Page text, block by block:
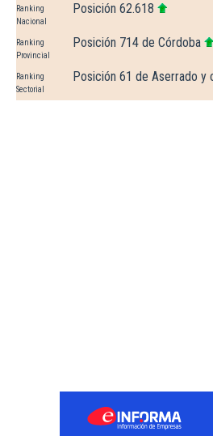
Ranking
Nacional
Posición 62.618
Ranking
Provincial
Posición 714 de Córdoba
Ranking
Sectorial
Posición 61 de Aserrado y